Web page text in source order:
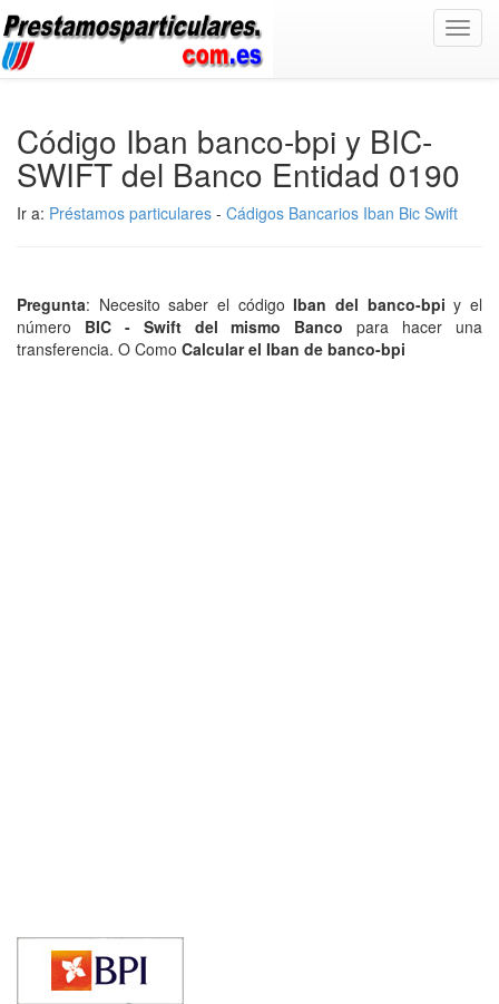
Código Iban banco-bpi y BIC-
SWIFT del Banco Entidad 0190
Ir a: Préstamos particulares - Cádigos Bancarios Iban Bic Swift
Pregunta: Necesito saber el códigoIban del banco-bpiy el
número BIC - Swift del mismo Banco para hacer una
transferencia. O Como Calcular el Iban de banco-bpi